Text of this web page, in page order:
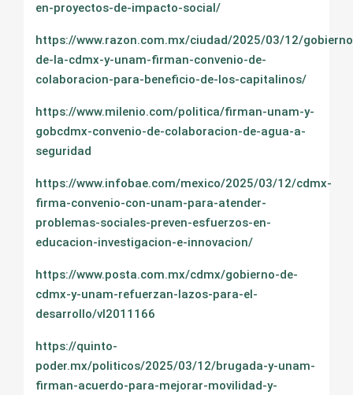
en-proyectos-de-impacto-social/
https://www.razon.com.mx/ciudad/2025/03/12/
de-la-cdmx-y-unam-firman-convenio-de-
colaboracion-para-beneficio-de-los-capitalinos/
https://www.milenio.com/politica/firman-unam-y-
gobcdmx-convenio-de-colaboracion-de-agua-a-
seguridad
https://www.infobae.com/mexico/2025/03/12/cdmx-
firma-convenio-con-unam-para-atender-
problemas-sociales-preven-esfuerzos-en-
educacion-investigacion-e-innovacion/
https://www.posta.com.mx/cdmx/gobierno-de-
cdmx-y-unam-refuerzan-lazos-para-el-
desarrollo/vl2011166
https://quinto-
poder.mx/politicos/2025/03/12/brugada-y-unam-
firman-acuerdo-para-mejorar-movilidad-y-